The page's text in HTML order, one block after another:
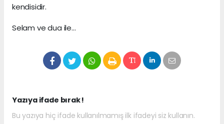
kendisidir.
Selam ve dua ile…
Yazıya ifade bırak !
Bu yazıya hiç ifade kullanılmamış ilk ifadeyi siz kullanın.